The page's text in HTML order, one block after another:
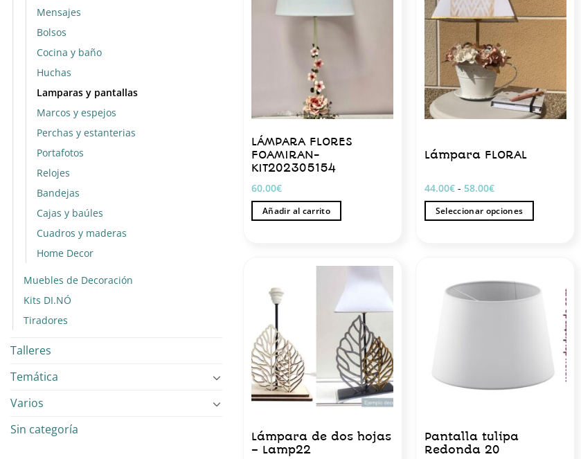
Mensajes
Bolsos
Cocina y baño
Huchas
Lamparas y pantallas
Marcos y espejos
Perchas y estanterias
Portafotos
Relojes
Bandejas
Cajas y baúles
Cuadros y maderas
Home Decor
Muebles de Decoración
Kits DI.NÓ
Tiradores
Talleres
Temática
Varios
Sin categoría
LÁMPARA FLORES
FOAMIRAN-
KIT202305154
60.00€
Añadir al carrito
Lámpara FLORAL
44.00€ - 58.00€Rango
precios:
desde
Seleccionar opciones
variantes.
de
producto
Lámpara de dos hojas
– Lamp22
Pantalla tulipa
Redonda 20